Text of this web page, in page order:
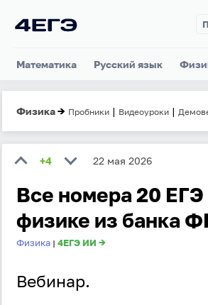
Математика Русский язык
Физика→ Пробники | Видеоуроки |
+4 22 мая 2026
Все номера 20 ЕГЭ
физике из банка
Физика | 4ЕГЭ ИИ →
Вебинар.